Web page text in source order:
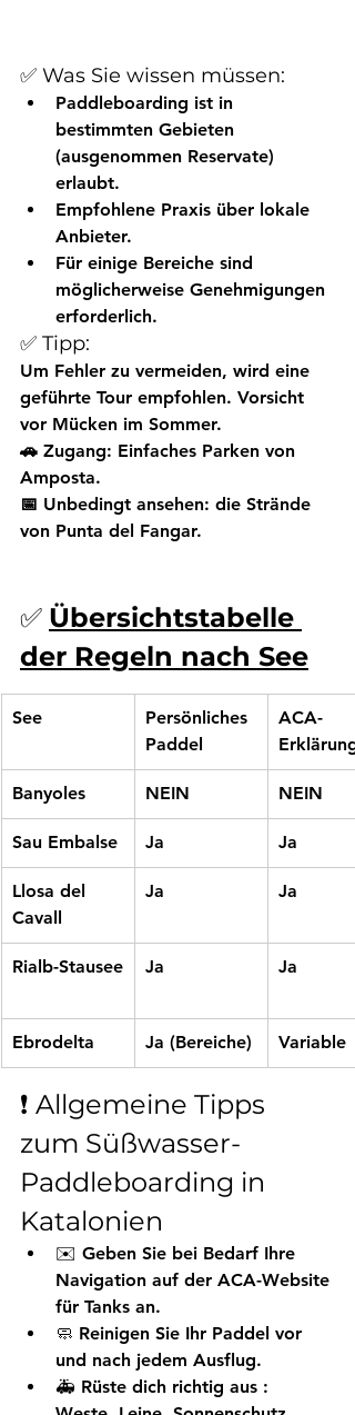
✅ Was Sie wissen müssen:
Paddleboarding ist in
bestimmten Gebieten
(ausgenommen Reservate)
erlaubt.
Empfohlene Praxis über lokale
Anbieter.
Für einige Bereiche sind
möglicherweise Genehmigungen
erforderlich.
✅ Tipp:
Um Fehler zu vermeiden, wird eine
geführte Tour empfohlen. Vorsicht
vor Mücken im Sommer.
🚗 Zugang: Einfaches Parken von
Amposta.
📅 Unbedingt ansehen: die Strände
von Punta del Fangar.
✅ Übersichtstabelle
der Regeln nach See
See
Persönliches
Paddel
ACA-
Erklärung
Banyoles NEIN NEIN
Sau Embalse Ja Ja
Llosa del
Cavall
Ja Ja
Rialb-Stausee Ja Ja
Ebrodelta Ja (Bereiche) Variable
❗ Allgemeine Tipps
zum Süßwasser-
Paddleboarding in
Katalonien
✉️ Geben Sie bei Bedarf Ihre
Navigation auf der ACA-Website
für Tanks an.
🧼 Reinigen Sie Ihr Paddel vor
und nach jedem Ausflug.
🚑 Rüste dich richtig aus :